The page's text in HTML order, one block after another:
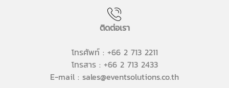
ติดต่อเรา
โทรศัพท์ : +66 2 713 2211
โทรสาร : +66 2 713 2433
E-mail : sales@eventsolutions.co.th